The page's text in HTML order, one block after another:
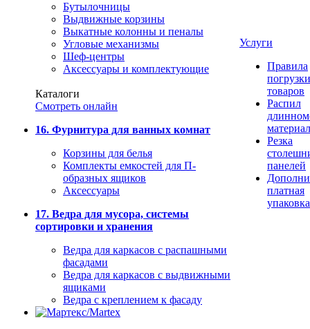
Бутылочницы
Выдвижные корзины
Выкатные колонны и пеналы
Угловые механизмы
Шеф-центры
Аксессуары и комплектующие
Каталоги
Смотреть онлайн
16. Фурнитура для ванных комнат
Корзины для белья
Комплекты емкостей для П-
образных ящиков
Аксессуары
17. Ведра для мусора, системы
сортировки и хранения
Ведра для каркасов с распашными
фасадами
Ведра для каркасов с выдвижными
ящиками
Ведра с креплением к фасаду
Услуги
Правила
погрузки
товаров
Распил
Резка
панелей
платная
упаковка